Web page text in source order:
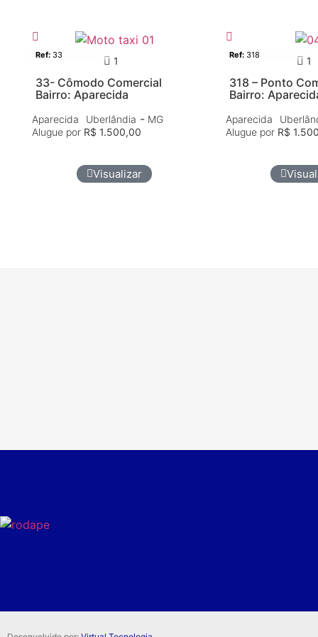
Comércio
Ref: 33
1
33- Cômodo Comercial
Bairro: Aparecida
Aparecida Uberlândia - MG
Alugue por R$ 1.500,00
Visualizar
Comércio
Ref:318
1
318 – Ponto
Bairro:
Aparecida
Alugue por R$